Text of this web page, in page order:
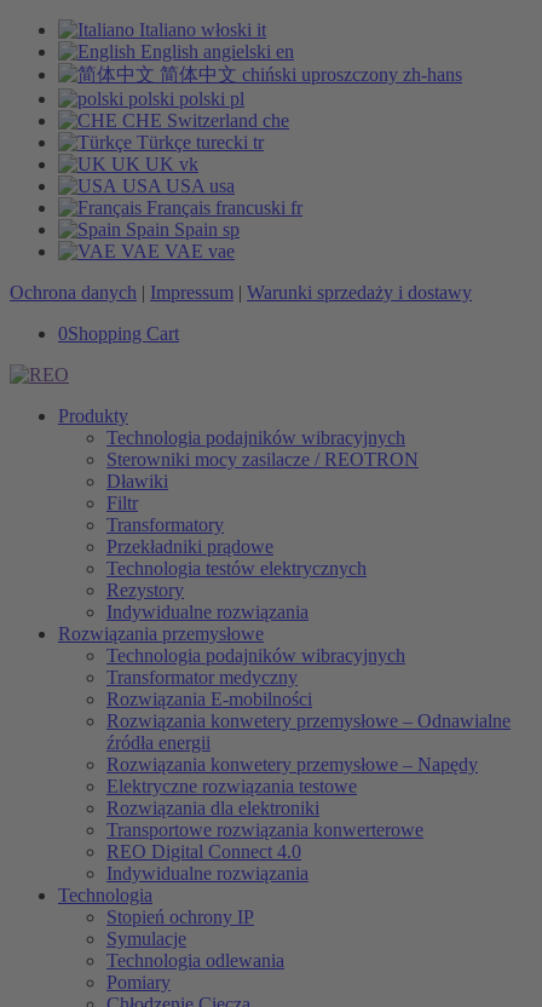
Italiano włoski it
English angielski en
简体中文 chiński uproszczony zh-hans
polski polski pl
CHE Switzerland che
Türkçe turecki tr
UK UK vk
USA USA usa
Français francuski fr
Spain Spain sp
VAE VAE vae
Ochrona danych | Impressum | Warunki sprzedaży i dostawy
0Shopping Cart
Produkty
Technologia podajników wibracyjnych
Sterowniki mocy zasilacze / REOTRON
Dławiki
Filtr
Transformatory
Przekładniki prądowe
Technologia testów elektrycznych
Rezystory
Indywidualne rozwiązania
Rozwiązania przemysłowe
Technologia podajników wibracyjnych
Transformator medyczny
Rozwiązania E-mobilności
Rozwiązania konwetery przemysłowe – Odnawialne
źródła energii
Rozwiązania konwetery przemysłowe – Napędy
Elektryczne rozwiązania testowe
Rozwiązania dla elektroniki
Transportowe rozwiązania konwerterowe
REO Digital Connect 4.0
Indywidualne rozwiązania
Technologia
Stopień ochrony IP
Symulacje
Technologia odlewania
Pomiary